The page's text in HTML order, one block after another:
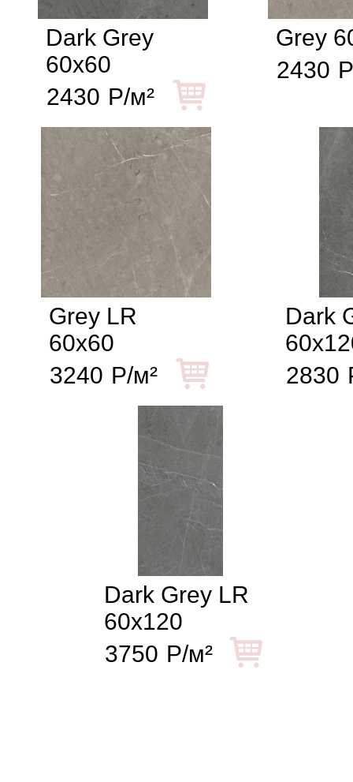
Dark Grey
60x60
2430 Р/м²
Grey
2430
Grey LR
60x60
3240 Р/м²
Dark
2830
Dark Grey LR
60x120
3750 Р/м²